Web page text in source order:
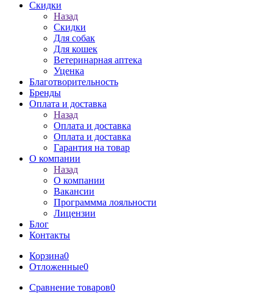
Скидки
Назад
Скидки
Для собак
Для кошек
Ветеринарная аптека
Уценка
Благотворительность
Бренды
Оплата и доставка
Назад
Оплата и доставка
Оплата и доставка
Гарантия на товар
О компании
Назад
О компании
Вакансии
Программма лояльности
Лицензии
Блог
Контакты
Корзина0
Отложенные0
Сравнение товаров0